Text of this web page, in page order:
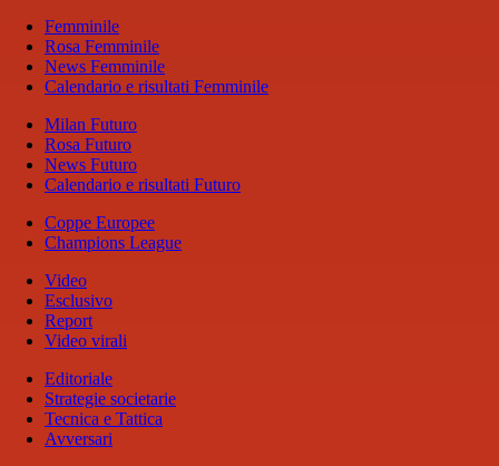
Femminile
Rosa Femminile
News Femminile
Calendario e risultati Femminile
Milan Futuro
Rosa Futuro
News Futuro
Calendario e risultati Futuro
Coppe Europee
Champions League
Video
Esclusivo
Report
Video virali
Editoriale
Strategie societarie
Tecnica e Tattica
Avversari